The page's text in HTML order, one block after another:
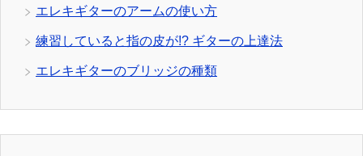
エレキギターのアームの使い方
練習していると指の皮が!? ギターの上達法
エレキギターのブリッジの種類